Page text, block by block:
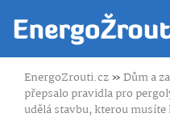
EnergoZrouti.cz»Dům a
přepsalo pravidla pro
udělá stavbu, kterou